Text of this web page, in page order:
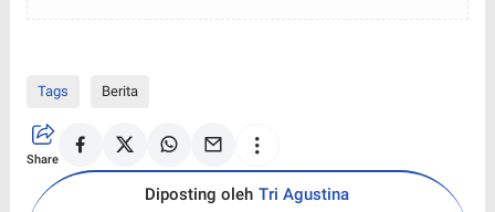
Tags Berita
Share
Diposting oleh Tri Agustina